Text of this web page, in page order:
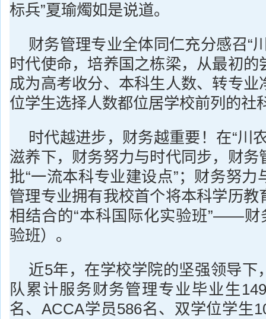
标兵”夏瑜燭如是说道。
财务管理专业全体同仁充分感召“
时代使命，培养国之栋梁，从最初的
成为高考收分、本科生人数、转专业
位学生选择人数都位居学校前列的社
时代越进步，财务越重要！在“川
滋养下，财务努力与时代同步，财务
批“一流本科专业建设点”；财务努力
管理专业拥有我校首个将本科学历教
相结合的“本科国际化实验班”——财
验班）。
近5年，在学校学院的坚强领导下
队累计服务财务管理专业毕业生
名、ACCA学员586名、双学位学生